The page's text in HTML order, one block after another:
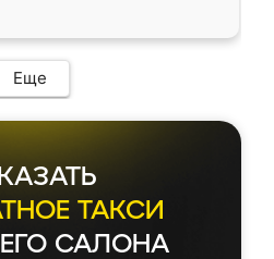
Еще
ТАКСИ
САЛОНА